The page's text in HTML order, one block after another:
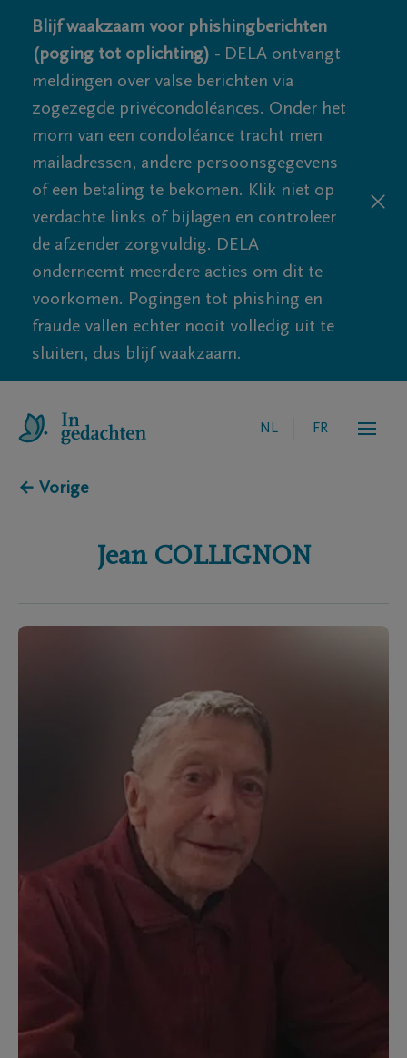
Blijf waakzaam voor phishingberichten
(poging tot oplichting) - DELA ontvangt
meldingen over valse berichten via
zogezegde privécondoléances. Onder het
mom van een condoléance tracht men
mailadressen, andere persoonsgegevens
of een betaling te bekomen. Klik niet op
verdachte links of bijlagen en controleer
de afzender zorgvuldig. DELA
onderneemt meerdere acties om dit te
voorkomen. Pogingen tot phishing en
fraude vallen echter nooit volledig uit te
sluiten, dus blijf waakzaam.
NL FR
← Vorige
Jean COLLIGNON